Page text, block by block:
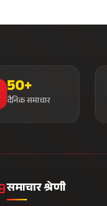
50+
दैनिक समाचार
समाचार श्रेणी